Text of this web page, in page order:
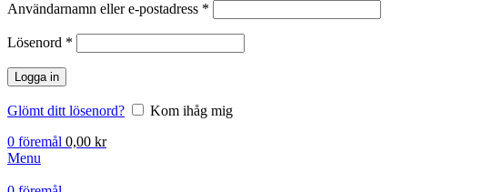
Användarnamn eller e-postadress *
Lösenord *
Logga in
Glömt ditt lösenord?
Kom ihåg mig
0 föremål 0,00 kr
Menu